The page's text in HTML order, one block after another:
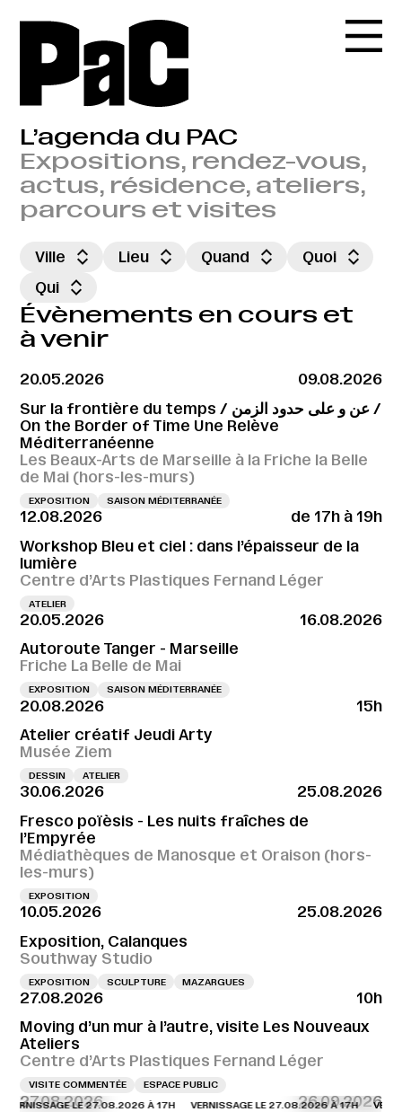
L’agenda du PAC
Expositions, rendez-vous,
actus, résidence, ateliers,
parcours et visites
Ville Lieu Quand
Quoi
Qui
Évènements en cours et
à venir
20.05.2026
09.08.2026
Sur la frontière du temps / عن و على حدود الزمن /
On the Border of Time Une Relève
Méditerranéenne
Les Beaux-Arts de Marseille à la Friche la Belle
de Mai (hors-les-murs)
EXPOSITION SAISON MÉDITERRANÉE
12.08.2026
de 17h à 19h
Workshop Bleu et ciel : dans l’épaisseur de la
lumière
Centre d’Arts Plastiques Fernand Léger
ATELIER
20.05.2026
16.08.2026
Autoroute Tanger - Marseille
Friche La Belle de Mai
EXPOSITION SAISON MÉDITERRANÉE
20.08.2026
15h
Atelier créatif Jeudi Arty
Musée Ziem
DESSIN ATELIER
30.06.2026
25.08.2026
Fresco poïèsis - Les nuits fraîches de
l’Empyrée
Médiathèques de Manosque et Oraison (hors-
les-murs)
EXPOSITION
10.05.2026
25.08.2026
Exposition, Calanques
Southway Studio
EXPOSITION SCULPTURE MAZARGUES
27.08.2026
10h
Moving d’un mur à l’autre, visite Les Nouveaux
Ateliers
Centre d’Arts Plastiques Fernand Léger
VISITE COMMENTÉE ESPACE PUBLIC
27.08.2026 26.09.2026
LE 27.08.2026 À 17H VERNISSAGE LE 27.08.2026 À 17H